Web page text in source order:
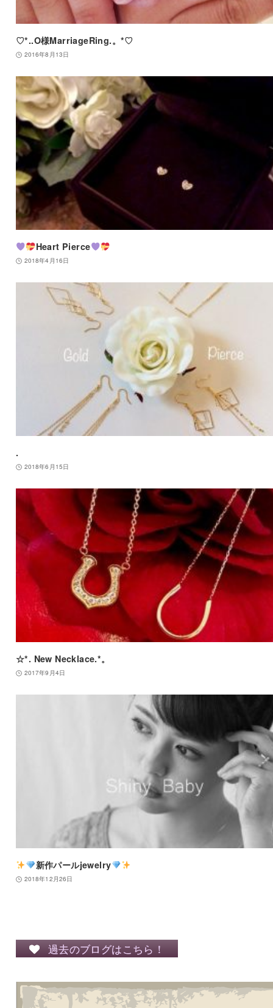
♡*..O様MarriageRing.。*♡
2016年8月13日
Heart Pierce
2018年4月16日
.
2018年6月15日
☆*. New Necklace.*。
2017年9月4日
新作パールjewelry
2018年12月26日
過去のブログはこちら！